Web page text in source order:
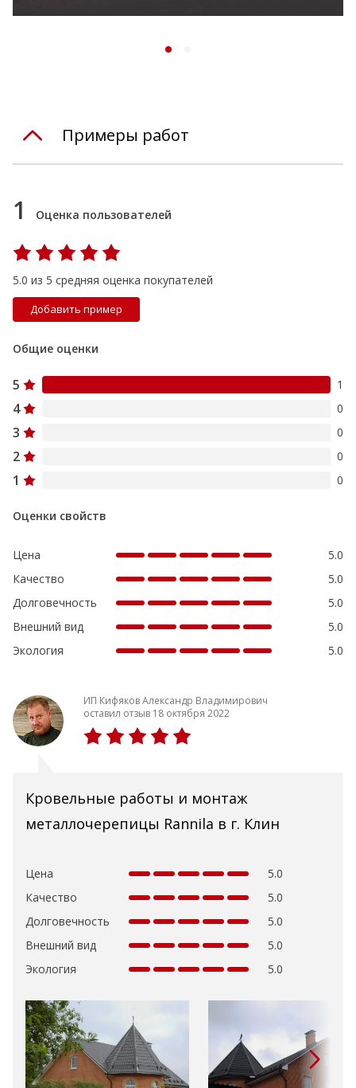
Примеры работ
1 Оценка пользователей
5.0 из 5 средняя оценка покупателей
Добавить пример
Общие оценки
5 1
4 0
3 0
2 0
1 0
Оценки свойств
Цена
5.0
Качество
5.0
Долговечность
5.0
Внешний вид
5.0
Экология
5.0
ИП Кифяков Александр Владимирович
оставил отзыв 18 октября 2022
Кровельные работы и монтаж
металлочерепицы Rannila в г. Клин
Цена
5.0
Качество
5.0
Долговечность
5.0
Внешний вид
5.0
Экология
5.0